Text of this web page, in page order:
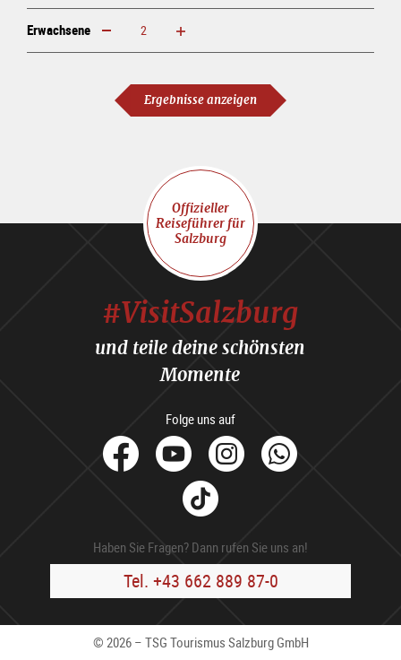
Erwachsene erhöhen verringern
Ergebnisse anzeigen
Offizieller
Reiseführer für
Salzburg
#VisitSalzburg
und teile deine schönsten
Momente
Folge uns auf
facebook
YoutubeInstagram
Tik
Tok
Haben Sie Fragen? Dann rufen Sie uns an!
Tel. +43 662 889 87-0
© 2026 – TSG Tourismus Salzburg GmbH